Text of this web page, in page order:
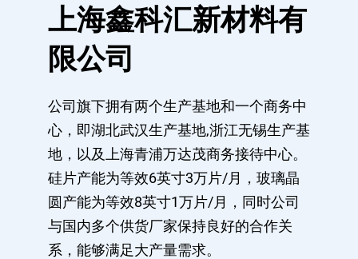
上海鑫科汇新材料有
限公司
公司旗下拥有两个生产基地和一个商务中
心，即湖北武汉生产基地,浙江无锡生产基
地，以及上海青浦万达茂商务接待中心。
硅片产能为等效6英寸3万片/月，玻璃晶
圆产能为等效8英寸1万片/月，同时公司
与国内多个供货厂家保持良好的合作关
系，能够满足大产量需求。